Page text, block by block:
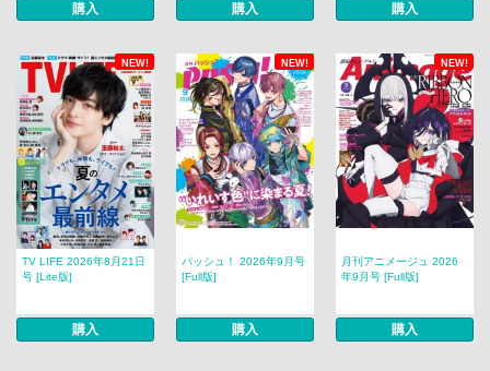
購入 購入 購入
NEW! NEW! NEW!
TV LIFE 2026年8月21日
号 [Lite版]
購入
パッシュ！ 2026年9月号
[Full版]
購入
月刊アニメージュ 2026
年9月号 [Full版]
購入